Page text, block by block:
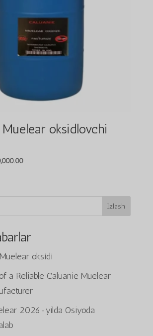
oksidlovchi
Joriy
Izlash
oksidi
a Reliable Caluanie Muelear
2026-yilda Osiyoda